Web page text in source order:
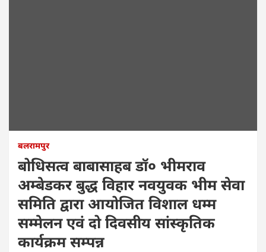
बलरामपुर
बोधिसत्व बाबासाहब डॉ० भीमराव
अम्बेडकर बुद्ध विहार नवयुवक भीम सेवा
समिति द्वारा आयोजित विशाल धम्म
सम्मेलन एवं दो दिवसीय सांस्कृतिक
कार्यक्रम सम्पन्न